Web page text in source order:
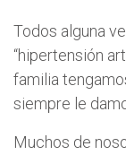
Todos alguna
“hipertensión
familia
siempre le
Muchos de